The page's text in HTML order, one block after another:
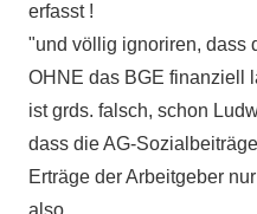
erfasst !
"und völlig ignoriren, dass
OHNE das BGE finanziell
ist grds. falsch, schon
dass die AG-
Erträge der Arbeitgeber
also